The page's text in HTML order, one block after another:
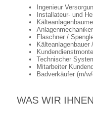
Ingenieur
Installateur- und
Flaschner /
Technischer
Mitarbeiter
Badverkäufer (m/
WAS WIR